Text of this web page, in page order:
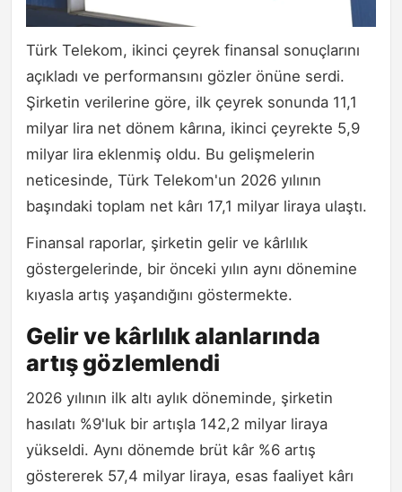
Türk Telekom, ikinci çeyrek finansal sonuçlarını
açıkladı ve performansını gözler önüne serdi.
Şirketin verilerine göre, ilk çeyrek sonunda 11,1
milyar lira net dönem kârına, ikinci çeyrekte 5,9
milyar lira eklenmiş oldu. Bu gelişmelerin
neticesinde, Türk Telekom'un 2026 yılının
başındaki toplam net kârı 17,1 milyar liraya ulaştı.
Finansal raporlar, şirketin gelir ve kârlılık
göstergelerinde, bir önceki yılın aynı dönemine
kıyasla artış yaşandığını göstermekte.
Gelir ve kârlılık alanlarında
artış gözlemlendi
2026 yılının ilk altı aylık döneminde, şirketin
hasılatı %9'luk bir artışla 142,2 milyar liraya
yükseldi. Aynı dönemde brüt kâr %6 artış
göstererek 57,4 milyar liraya, esas faaliyet kârı